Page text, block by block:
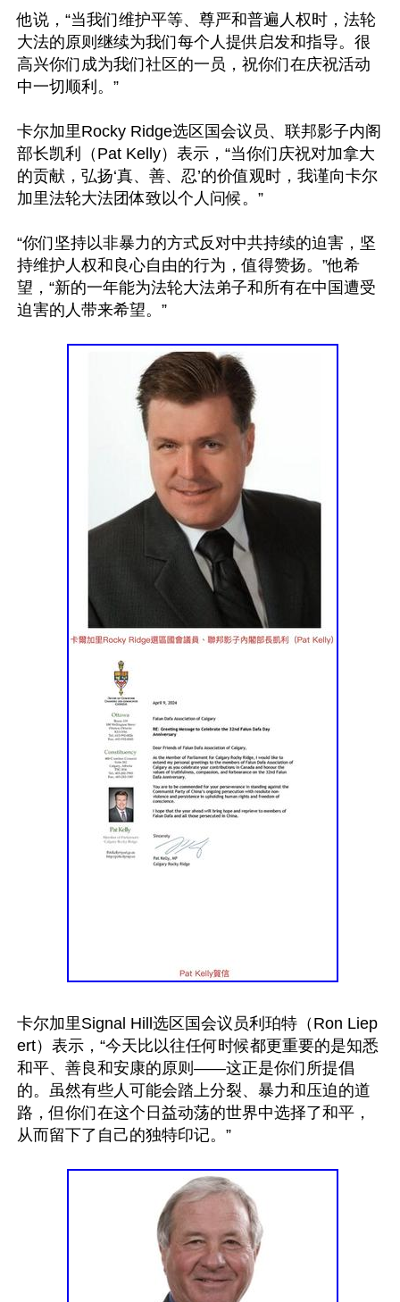
他说，“当我们维护平等、尊严和普遍人权时，法轮
大法的原则继续为我们每个人提供启发和指导。很
高兴你们成为我们社区的一员，祝你们在庆祝活动
中一切顺利。”
卡尔加里Rocky Ridge选区国会议员、联邦影子内阁
部长凯利（Pat Kelly）表示，“当你们庆祝对加拿大
的贡献，弘扬‘真、善、忍’的价值观时，我谨向卡尔
加里法轮大法团体致以个人问候。”
“你们坚持以非暴力的方式反对中共持续的迫害，坚
持维护人权和良心自由的行为，值得赞扬。”他希
望，“新的一年能为法轮大法弟子和所有在中国遭受
迫害的人带来希望。”
卡尔加里Signal Hill选区国会议员利珀特（Ron Liep
ert）表示，“今天比以往任何时候都更重要的是知悉
和平、善良和安康的原则——这正是你们所提倡
的。虽然有些人可能会踏上分裂、暴力和压迫的道
路，但你们在这个日益动荡的世界中选择了和平，
从而留下了自己的独特印记。”